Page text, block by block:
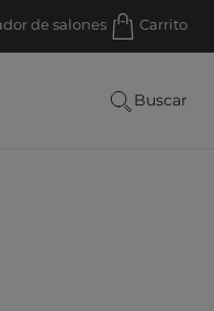
de salones Carrito
Buscar